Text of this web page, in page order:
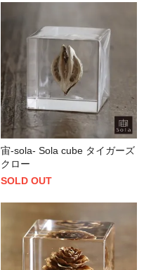
宙-sola- Sola cube タイガーズ
クロー
SOLD OUT